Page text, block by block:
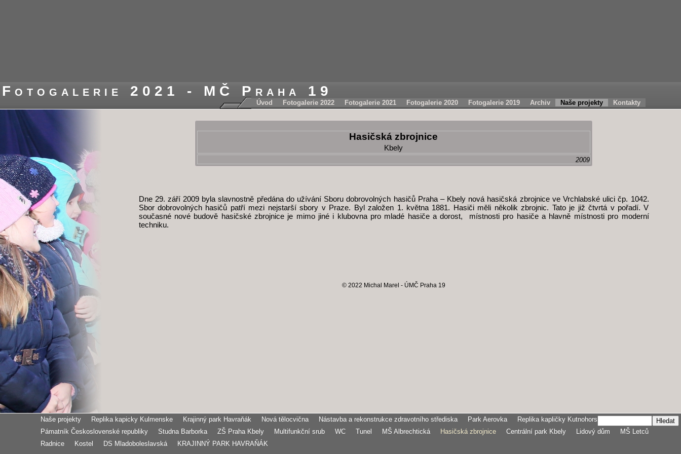
Fotogalerie 2021 - MČ Praha 19
Úvod Fotogalerie 2022 Fotogalerie 2021 Fotogalerie 2020 Fotogalerie 2019 Archiv Naše projekty Kontakty
Hasičská zbrojnice
Kbely
2009
Dne 29. září 2009 byla slavnostně předána do užívání Sboru dobrovolných hasičů Praha – Kbely nová hasičská zbrojnice ve Vrchlabské ulici čp. 1042.
Sbor dobrovolných hasičů patří mezi nejstarší sbory v Praze. Byl založen 1. května 1881. Hasiči měli několik zbrojnic. Tato je již čtvrtá v pořadí. V
současné nové budově hasičské zbrojnice je mimo jiné i klubovna pro mladé hasiče a dorost, místnosti pro hasiče a hlavně místnosti pro moderní
techniku.
© 2022 Michal Marel - ÚMČ Praha 19
Naše projekty Replika kapicky Kulmenske Krajinný park Havraňák Nová tělocvična Nástavba a rekonstrukce zdravotního střediska Park Aerovka
Replika kapličky Kutnohorské
Pámatník Československé republiky
Studna Barborka ZŠ Praha Kbely Multifunkční srub WC Tunel MŠ Albrechtická Hasičská zbrojnice Centrální park Kbely Lidový dům
MŠ Letců
Radnice
Kostel DS Mladoboleslavská KRAJINNÝ PARK HAVRAŇÁK